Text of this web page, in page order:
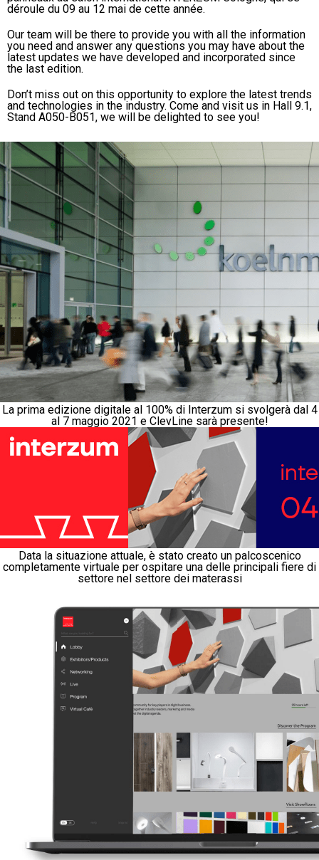
déroule du 09 au 12 mai de cette année.
Our team will be there to provide you with all the information
you need and answer any questions you may have about the
latest updates we have developed and incorporated since
the last edition.
Don’t miss out on this opportunity to explore the latest trends
and technologies in the industry. Come and visit us in Hall 9.1,
Stand A050-B051, we will be delighted to see you!
La prima edizione digitale al 100% di Interzum si svolgerà dal 4
al 7 maggio 2021 e ClevLine sarà presente!
Data la situazione attuale, è stato creato un palcoscenico
completamente virtuale per ospitare una delle principali fiere di
settore nel settore dei materassi